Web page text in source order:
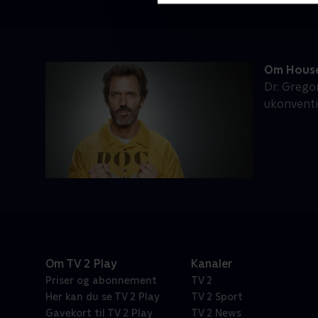
Om
Dr.
Om TV 2 Play
Priser og abonnement
Her kan du se TV 2 Play
Gavekort til TV 2 Play
Kanaler
TV 2
TV 2 Sport
TV 2 News